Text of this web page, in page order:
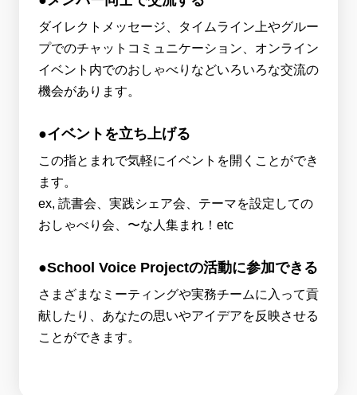
ダイレクトメッセージ、タイムライン上やグルー
プでのチャットコミュニケーション、オンライン
イベント内でのおしゃべりなどいろいろな交流の
機会があります。
●イベントを立ち上げる
この指とまれで気軽にイベントを開くことができ
ます。
ex, 読書会、実践シェア会、テーマを設定しての
おしゃべり会、〜な人集まれ！etc
●School Voice Projectの活動に参加できる
さまざまなミーティングや実務チームに入って貢
献したり、あなたの思いやアイデアを反映させる
ことができます。